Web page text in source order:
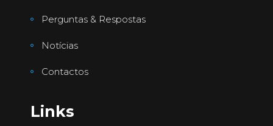
Perguntas & Respostas
Notícias
Contactos
Links